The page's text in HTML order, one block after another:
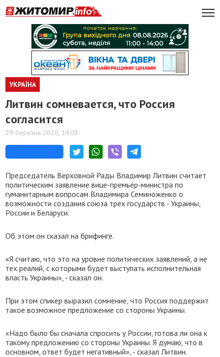
УКРАЇНА
Литвин сомневается, что Россия
согласится
29 березня 2010, 14:08
Председатель Верховной Рады Владимир Литвин считает
политическим заявление вице-премьер-министра по
гуманитарным вопросам Владимира Семиноженко о
возможности создания союза трех государств - Украины,
России и Беларуси.
Об этом он сказал на брифинге.
«Я считаю, что это на уровне политических заявлений, а не
тех реалий, с которыми будет выступать исполнительная
власть Украины», - сказал он.
При этом спикер выразил сомнение, что Россия поддержит
такое возможное предложение со стороны Украины.
«Надо было бы сначала спросить у России, готова ли она к
такому предложению со стороны Украины. Я думаю, что в
основном, ответ будет негативный», - сказал Литвин.